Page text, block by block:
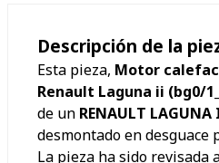
Descripción de la
Esta pieza, Motor
Renault Laguna ii (bg0/
de un RENAULT LAGUNA
desmontado en desguace
La pieza ha sido revisada